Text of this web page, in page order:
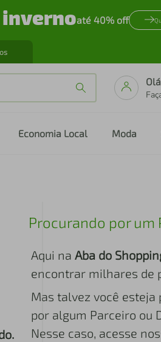
invernoaté 40% off
Economia Local Moda
Procurando por um
Aqui na Aba do
encontrar milhares de
Mas talvez você esteja
por algum Parceiro ou
Nesse caso, acesse